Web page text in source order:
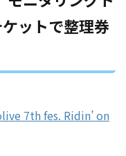
ットで整理券
7th fes. Ridin’ on